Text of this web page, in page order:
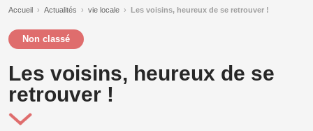
Accueil › Actualités › vie locale › Les voisins, heureux de se retrouver !
Non classé
Les voisins, heureux de se
retrouver !